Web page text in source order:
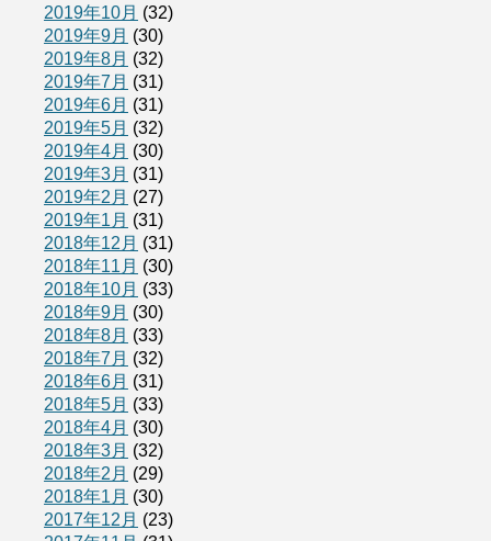
2019年10月 (32)
2019年9月 (30)
2019年8月 (32)
2019年7月 (31)
2019年6月 (31)
2019年5月 (32)
2019年4月 (30)
2019年3月 (31)
2019年2月 (27)
2019年1月 (31)
2018年12月 (31)
2018年11月 (30)
2018年10月 (33)
2018年9月 (30)
2018年8月 (33)
2018年7月 (32)
2018年6月 (31)
2018年5月 (33)
2018年4月 (30)
2018年3月 (32)
2018年2月 (29)
2018年1月 (30)
2017年12月 (23)